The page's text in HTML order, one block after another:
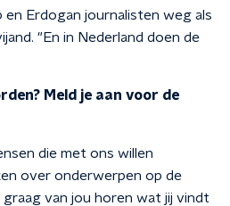
en Erdogan journalisten weg als
"En in Nederland doen de
Meld je aan voor de
die met ons willen
over onderwerpen op de
graag van jou horen wat jij vindt